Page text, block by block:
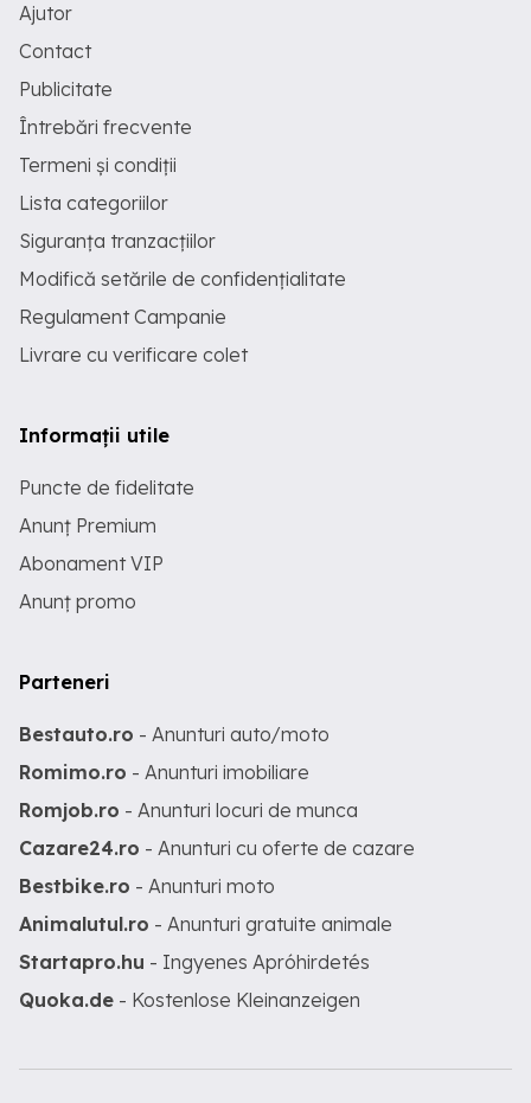
Ajutor
Contact
Publicitate
Întrebări frecvente
Termeni și condiții
Lista categoriilor
Siguranța tranzacțiilor
Modifică setările de confidențialitate
Regulament Campanie
Livrare cu verificare colet
Informații utile
Puncte de fidelitate
Anunț Premium
Abonament VIP
Anunț promo
Parteneri
Bestauto.ro - Anunturi auto/moto
Romimo.ro - Anunturi imobiliare
Romjob.ro - Anunturi locuri de munca
Cazare24.ro - Anunturi cu oferte de cazare
Bestbike.ro - Anunturi moto
Animalutul.ro - Anunturi gratuite animale
Startapro.hu - Ingyenes Apróhirdetés
Quoka.de - Kostenlose Kleinanzeigen